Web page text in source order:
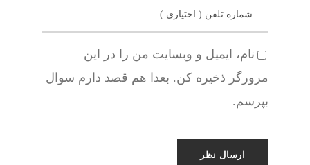
نام، ایمیل و وبسایت من را در این
مرورگر ذخیره کن. بعدا هم قصد دارم سوال
بپرسم.